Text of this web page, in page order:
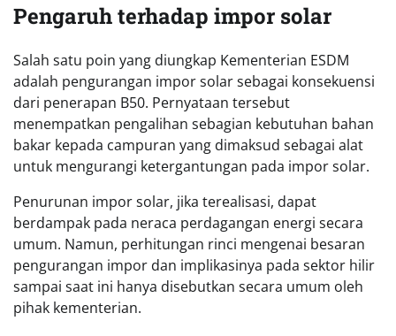
Pengaruh terhadap impor solar
Salah satu poin yang diungkap Kementerian ESDM
adalah pengurangan impor solar sebagai konsekuensi
dari penerapan B50. Pernyataan tersebut
menempatkan pengalihan sebagian kebutuhan bahan
bakar kepada campuran yang dimaksud sebagai alat
untuk mengurangi ketergantungan pada impor solar.
Penurunan impor solar, jika terealisasi, dapat
berdampak pada neraca perdagangan energi secara
umum. Namun, perhitungan rinci mengenai besaran
pengurangan impor dan implikasinya pada sektor hilir
sampai saat ini hanya disebutkan secara umum oleh
pihak kementerian.